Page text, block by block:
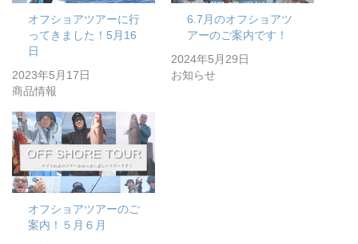
オフショアツアーに行
ってきました！5月16
日
2023年5月17日
商品情報
6.7月のオフショアツ
アーのご案内です！
2024年5月29日
お知らせ
オフショアツアーのご
案内！５月６月